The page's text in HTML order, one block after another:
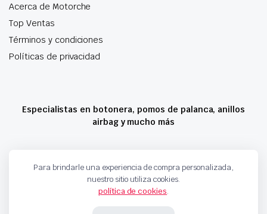
Acerca de Motorche
Top Ventas
Términos y condiciones
Políticas de privacidad
Especialistas en botonera, pomos de palanca, anillos
airbag y mucho más
Copyright 2024 © Motorche Autoparts. Todos los derechos reservados
Para brindarle una experiencia de compra personalizada,
nuestro sitio utiliza cookies.
política de cookies.